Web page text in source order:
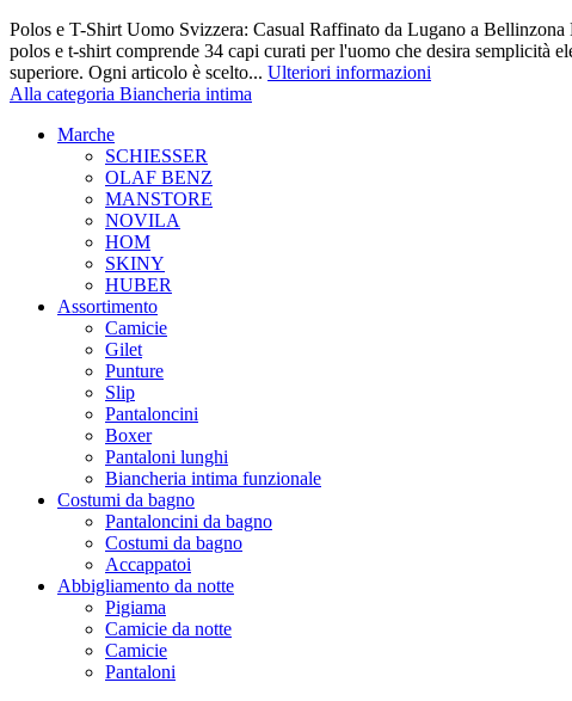
Polos e T-Shirt Uomo Svizzera: Casual Raffinato da Lugano a Bellinzona
polos e t-shirt comprende 34 capi curati per l'uomo che desira semplicità
superiore. Ogni articolo è scelto... Ulteriori informazioni
Alla categoria Biancheria intima
Marche
SCHIESSER
OLAF BENZ
MANSTORE
NOVILA
HOM
SKINY
HUBER
Assortimento
Camicie
Gilet
Punture
Slip
Pantaloncini
Boxer
Pantaloni lunghi
Biancheria intima funzionale
Costumi da bagno
Pantaloncini da bagno
Costumi da bagno
Accappatoi
Abbigliamento da notte
Pigiama
Camicie da notte
Camicie
Pantaloni